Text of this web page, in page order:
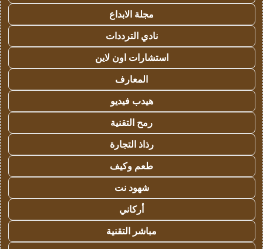
مجلة الابداع
نادي الترددات
استشارات اون لاين
المعارف
هيدب فيديو
رمح التقنية
رذاذ التجارة
طعم وكيف
شهود نت
أركاني
مباشر التقنية